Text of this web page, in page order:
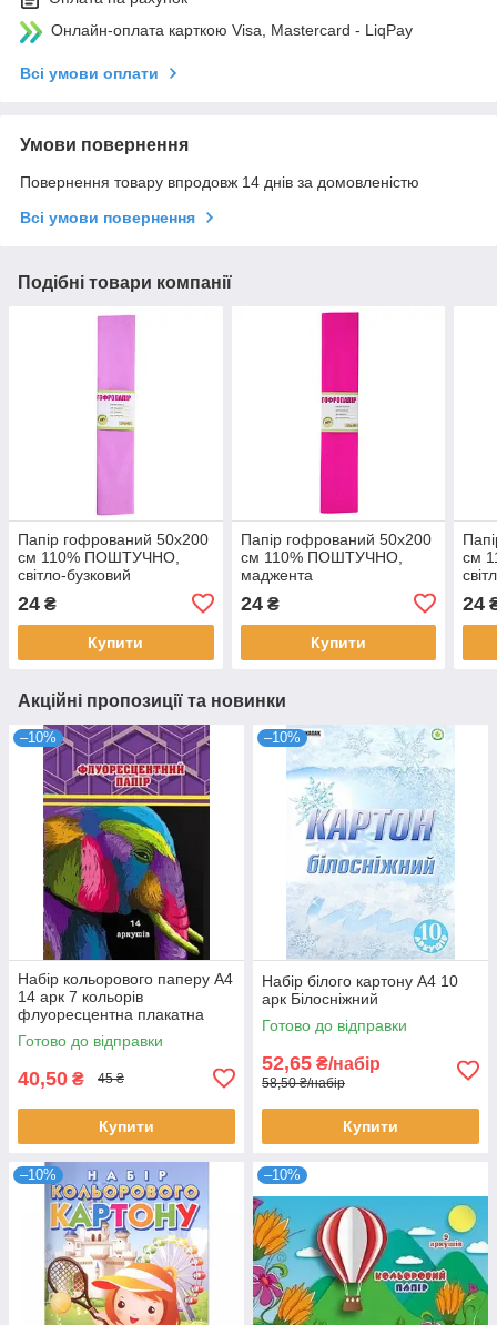
Онлайн-оплата карткою Visa, Mastercard - LiqPay
Всі умови оплати
Умови повернення
Повернення товару впродовж 14 днів за домовленістю
Всі умови повернення
Подібні товари компанії
Папір гофрований 50х200
см 110% ПОШТУЧНО,
світло-бузковий
24 ₴
Купити
Папір гофрований 50х200
см 110% ПОШТУЧНО,
маджента
24₴
Купити
см
24
Акційні пропозиції та новинки
–10%
Набір кольорового паперу А4
14 арк 7 кольорів
флуоресцентна плакатна
бумага
Готово до відправки
40,50 ₴ 45 ₴
Купити
–10%
Набір білого картону А4 10
арк Білосніжний
Готово до відправки
52,65 ₴/набір
58,50 ₴/набір
Купити
–10% –10%